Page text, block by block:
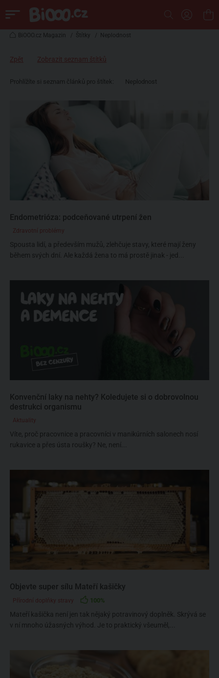
BiOOO.cz Magazin / Štítky / Neplodnost
Zpět Zobrazit seznam štítků
Prohlížíte si seznam článků pro štítek: Neplodnost
Endometrióza: podceňované utrpení žen
Zdravotní problémy
Spousta lidí, a především mužů, zlehčuje stavy, které mají ženy
během svých dní. Ale každá žena to má prostě jinak - jed...
Konvenční laky na nehty? Koledujete si o dobrovolnou
destrukci organismu
Aktuality
Víte, proč pracovnice a pracovníci v manikúrních salonech nosí
rukavice a přes ústa roušky? Ne, není...
Objevte super sílu Mateří kašičky
Přírodní doplňky stravy 100%
Mateří kašička není jen tak nějaký potravinový doplněk. Skrývá se
v ní mnoho úžasných výhod. Je to praktický všeuměl,...